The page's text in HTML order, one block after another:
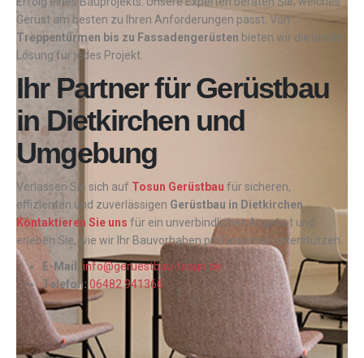
Gerüst am besten zu Ihren Anforderungen passt. Von
Treppentürmen bis zu Fassadengerüsten bieten wir die ideale
Lösung für jedes Projekt.
Ihr Partner für Gerüstbau
in Dietkirchen und
Umgebung
Verlassen Sie sich auf Tosun Gerüstbau für sicheren,
effizienten und zuverlässigen Gerüstbau in Dietkirchen.
Kontaktieren Sie uns für ein unverbindliches Angebot und
erleben Sie, wie wir Ihr Bauvorhaben professionell unterstützen.
E-Mail: info@geruestbau-tosun.de
Telefon: 06482 941366